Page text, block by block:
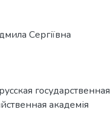
Сергіївна
государственная
академія